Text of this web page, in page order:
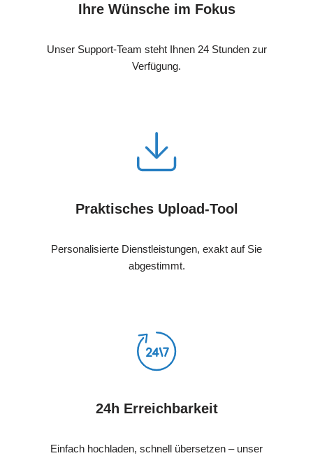
Ihre Wünsche im Fokus
Unser Support-Team steht Ihnen 24 Stunden zur
Verfügung.
Praktisches Upload-Tool
Personalisierte Dienstleistungen, exakt auf Sie
abgestimmt.
24h Erreichbarkeit
Einfach hochladen, schnell übersetzen – unser